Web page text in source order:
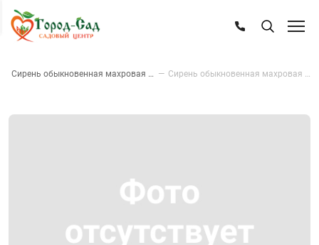
Сирень обыкновенная махровая Красавица Москвы —